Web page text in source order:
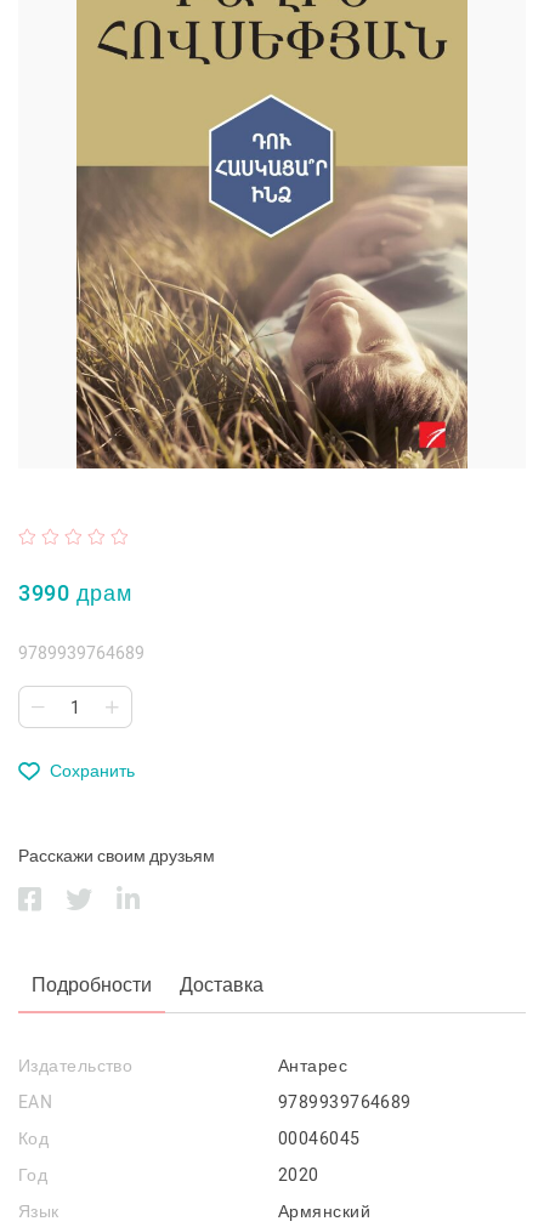
3990 драм
9789939764689
Сохранить
Расскажи своим друзьям
Подробности Доставка
Издательство
Антарес
EAN
9789939764689
Код
00046045
Год
2020
Язык
Армянский